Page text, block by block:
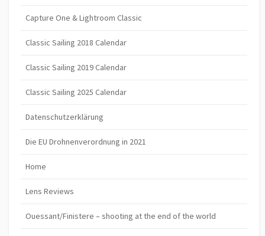
Capture One & Lightroom Classic
Classic Sailing 2018 Calendar
Classic Sailing 2019 Calendar
Classic Sailing 2025 Calendar
Datenschutzerklärung
Die EU Drohnenverordnung in 2021
Home
Lens Reviews
Ouessant/Finistere – shooting at the end of the world